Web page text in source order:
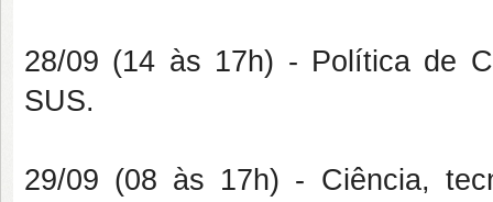
28/09 (14 às 17h) - Política de
SUS.
29/09 (08 às 17h) - Ciência,